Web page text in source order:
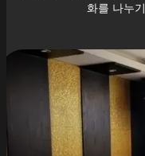
화를 나누